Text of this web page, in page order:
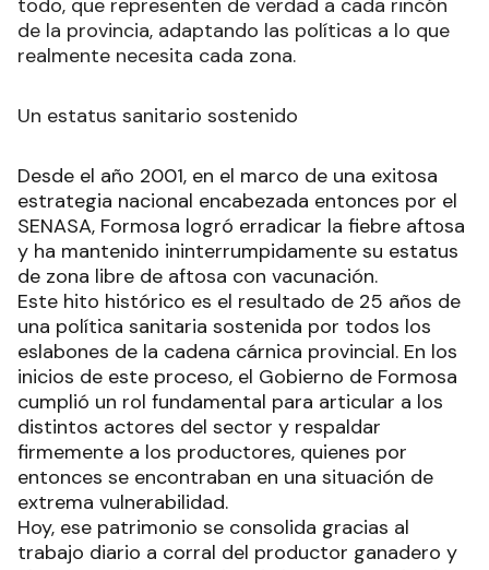
todo, que representen de verdad a cada rincón
de la provincia, adaptando las políticas a lo que
realmente necesita cada zona.
Un estatus sanitario sostenido
Desde el año 2001, en el marco de una exitosa
estrategia nacional encabezada entonces por el
SENASA, Formosa logró erradicar la fiebre aftosa
y ha mantenido ininterrumpidamente su estatus
de zona libre de aftosa con vacunación.
Este hito histórico es el resultado de 25 años de
una política sanitaria sostenida por todos los
eslabones de la cadena cárnica provincial. En los
inicios de este proceso, el Gobierno de Formosa
cumplió un rol fundamental para articular a los
distintos actores del sector y respaldar
firmemente a los productores, quienes por
entonces se encontraban en una situación de
extrema vulnerabilidad.
Hoy, ese patrimonio se consolida gracias al
trabajo diario a corral del productor ganadero y